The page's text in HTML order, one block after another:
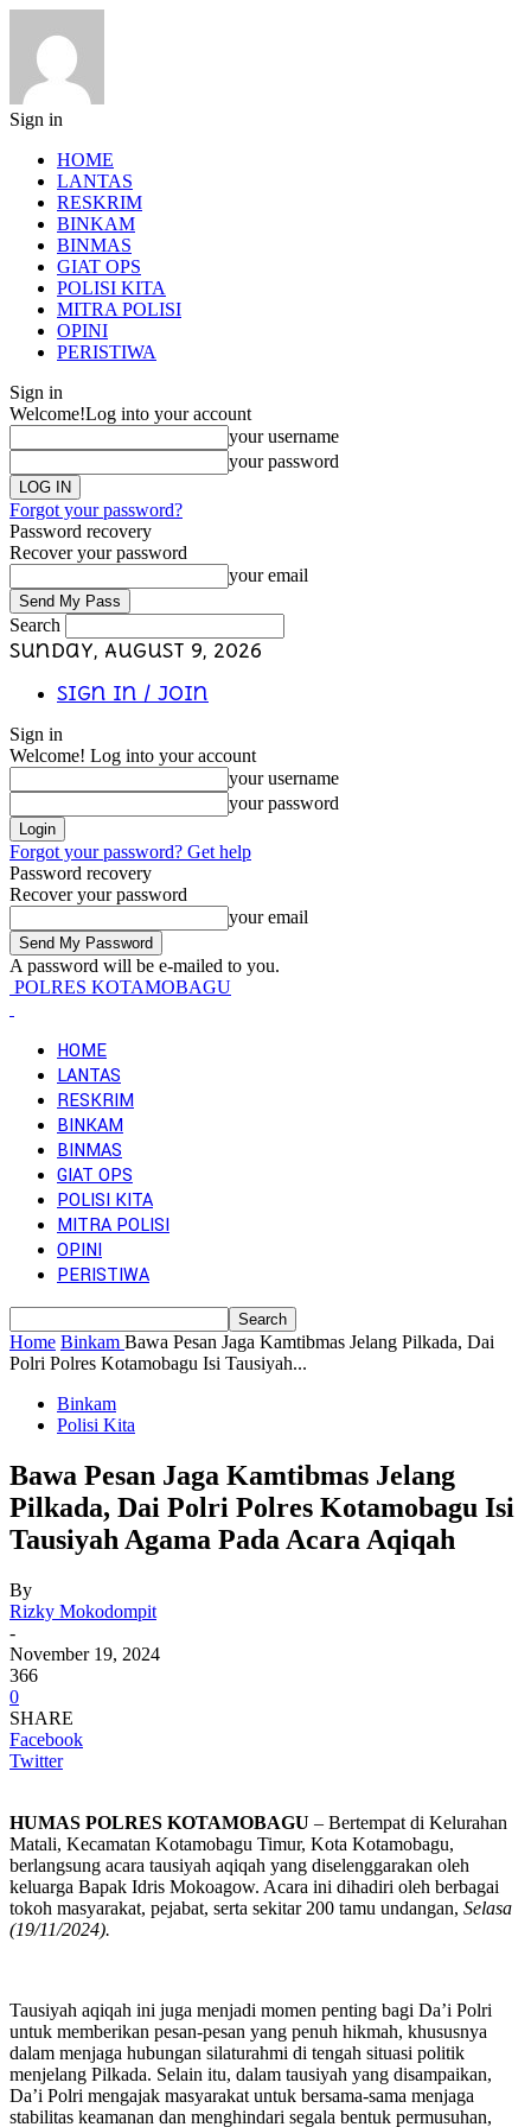
Sign in
HOME
LANTAS
RESKRIM
BINKAM
BINMAS
GIAT OPS
POLISI KITA
MITRA POLISI
OPINI
PERISTIWA
Sign in
Welcome!Log into your account
your username
your password
Forgot your password?
Password recovery
Recover your password
your email
Search
Sunday, August 9, 2026
Sign in / Join
Sign in
Welcome! Log into your account
your username
your password
Forgot your password? Get help
Password recovery
Recover your password
your email
A password will be e-mailed to you.
POLRES KOTAMOBAGU
HOME
LANTAS
RESKRIM
BINKAM
BINMAS
GIAT OPS
POLISI KITA
MITRA POLISI
OPINI
PERISTIWA
Home Binkam Bawa Pesan Jaga Kamtibmas Jelang Pilkada, Dai
Polri Polres Kotamobagu Isi Tausiyah...
Binkam
Polisi Kita
Bawa Pesan Jaga Kamtibmas Jelang
Pilkada, Dai Polri Polres Kotamobagu Isi
Tausiyah Agama Pada Acara Aqiqah
By
Rizky Mokodompit
-
November 19, 2024
366
0
SHARE
Facebook
Twitter
HUMAS POLRES KOTAMOBAGU – Bertempat di Kelurahan
Matali, Kecamatan Kotamobagu Timur, Kota Kotamobagu,
berlangsung acara tausiyah aqiqah yang diselenggarakan oleh
keluarga Bapak Idris Mokoagow. Acara ini dihadiri oleh berbagai
tokoh masyarakat, pejabat, serta sekitar 200 tamu undangan, Selasa
(19/11/2024).
Tausiyah aqiqah ini juga menjadi momen penting bagi Da’i Polri
untuk memberikan pesan-pesan yang penuh hikmah, khususnya
dalam menjaga hubungan silaturahmi di tengah situasi politik
menjelang Pilkada. Selain itu, dalam tausiyah yang disampaikan,
Da’i Polri mengajak masyarakat untuk bersama-sama menjaga
stabilitas keamanan dan menghindari segala bentuk permusuhan,